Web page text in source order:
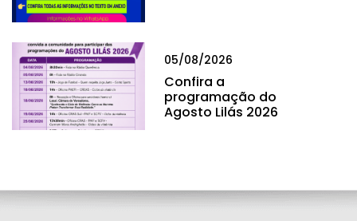
05/08/2026
Confira a
programação do
Agosto Lilás 2026